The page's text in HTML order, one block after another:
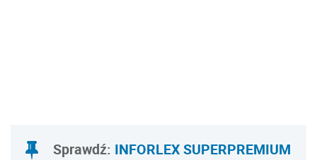
Sprawdź: INFORLEX SUPERPREMIUM